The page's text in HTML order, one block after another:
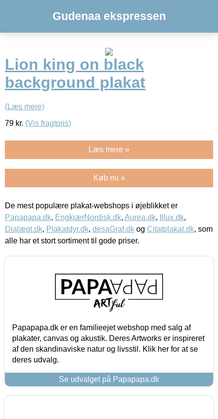
Gudenaa ekspressen
Lion king on black
background plakat
(Læs mere)
79 kr. (Vis fragtpris)
Læs mere »
Køb nu »
De mest populære plakat-webshops i øjeblikket er
Papapapa.dk, EngkjærNordisk.dk, Aurea.dk, Illux.dk,
Dialægt.dk, Plakatdyr.dk, desaGraf.dk og Citatplakat.dk, som
alle har et stort sortiment til gode priser.
Papapapa.dk er en familieejet webshop med salg af
plakater, canvas og akustik. Deres Artworks er inspireret
af den skandinaviske natur og livsstil. Klik her for at se
deres udvalg.
Se udvalget på Papapapa.dk